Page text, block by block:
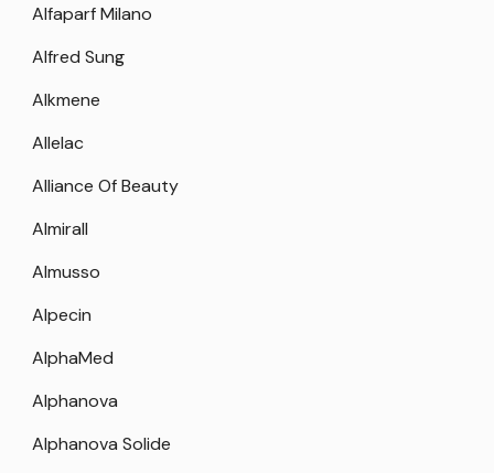
Alfaparf Milano
Alfred Sung
Alkmene
Allelac
Alliance Of Beauty
Almirall
Almusso
Alpecin
AlphaMed
Alphanova
Alphanova Solide